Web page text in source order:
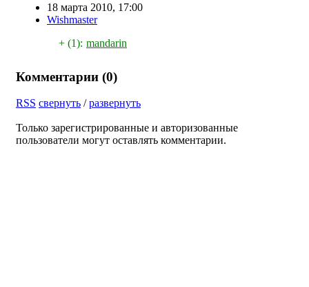
18 марта 2010, 17:00
Wishmaster
+ (1): mandarin
Комментарии (0)
RSS свернуть /развернуть
Только зарегистрированные и авторизованные
пользователи могут оставлять комментарии.